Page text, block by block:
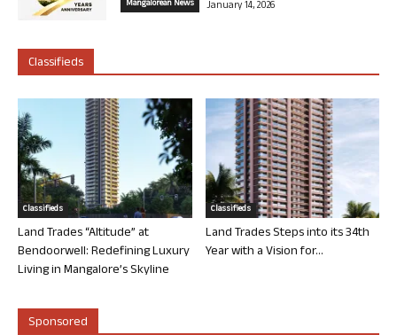
Mangalorean News January 14, 2026
Classifieds
Classifieds
Land Trades “Altitude” at
Bendoorwell: Redefining Luxury
Living in Mangalore’s Skyline
Classifieds
Land Trades Steps into its 34th
Year with a Vision for...
Sponsored